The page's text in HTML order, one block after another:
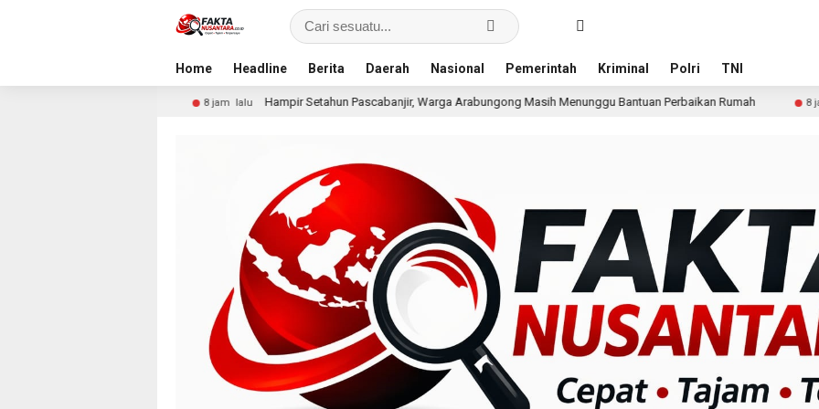
Home Headline Berita Daerah Nasional Pemerintah Kriminal Polri TNI
Hampir Setahun Pascabanjir, Warga Arabungong Masih Menunggu Bantuan Perbaikan Rumah 8 jam lalu Pria Terduga